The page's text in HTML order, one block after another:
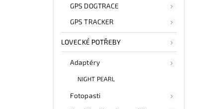
GPS DOGTRACE
GPS TRACKER
LOVECKÉ POTŘEBY
Adaptéry
NIGHT PEARL
Fotopasti